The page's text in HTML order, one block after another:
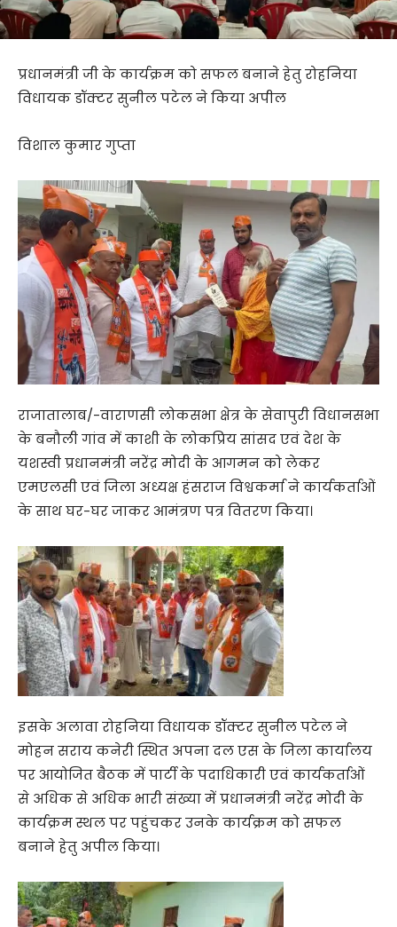
प्रधानमंत्री जी के कार्यक्रम को सफल बनाने हेतु रोहनिया
विधायक डॉक्टर सुनील पटेल ने किया अपील
विशाल कुमार गुप्ता
राजातालाब/-वाराणसी लोकसभा क्षेत्र के सेवापुरी विधानसभा
के बनौली गांव में काशी के लोकप्रिय सांसद एवं देश के
यशस्वी प्रधानमंत्री नरेंद्र मोदी के आगमन को लेकर
एमएलसी एवं जिला अध्यक्ष हंसराज विश्वकर्मा ने कार्यकर्ताओं
के साथ घर-घर जाकर आमंत्रण पत्र वितरण किया।
इसके अलावा रोहनिया विधायक डॉक्टर सुनील पटेल ने
मोहन सराय कनेरी स्थित अपना दल एस के जिला कार्यालय
पर आयोजित बैठक में पार्टी के पदाधिकारी एवं कार्यकर्ताओं
से अधिक से अधिक भारी संख्या में प्रधानमंत्री नरेंद्र मोदी के
कार्यक्रम स्थल पर पहुंचकर उनके कार्यक्रम को सफल
बनाने हेतु अपील किया।